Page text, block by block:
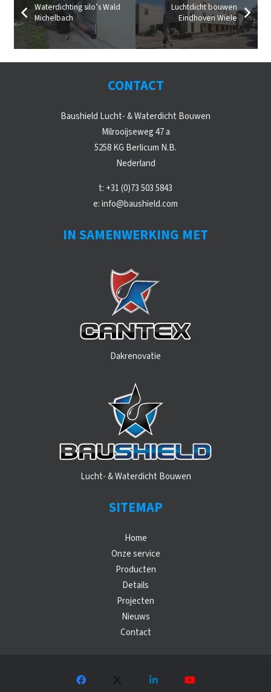
Waterdichting silo’s Wald
Michelbach
Luchtdicht bouwen
Eindhoven Wiele
CONTACT
Baushield Lucht- & Waterdicht Bouwen
Milrooijseweg 47 a
5258 KG Berlicum N.B.
Nederland
t: +31 (0)73 503 5843
e:info@baushield.com
IN SAMENWERKING MET
Dakrenovatie
Lucht- & Waterdicht Bouwen
SITEMAP
Home
Onze service
Producten
Details
Projecten
Nieuws
Contact